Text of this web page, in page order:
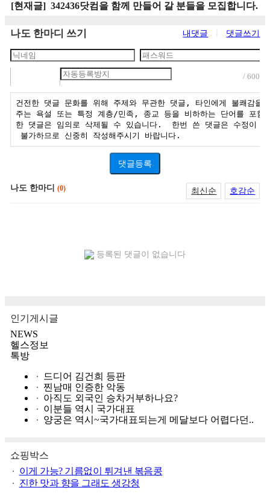
[현재글] 342436닷컴을 함께 만들어 갈 분들을 모집합니다.
나도 한마디 쓰기 내댓글 댓글쓰기
/ 600
댓글등록
나도 한마디 (0) 호감순
최신순
등록된 댓글이 없습니다
인기게시글
NEWS
헬스정보
톡방
드디어 김건희 등판
찐남매 인증한 악동
아직도 외국인 승차거부하나요?
이분들 역시 국가대표
양궁은 역시~국가대표되는게 메달보다 어렵다던..
쇼핑박스
이게 가능? 기름없이 튀겨낸 볶음콩
진한 맛과 향을 그래도 생강청